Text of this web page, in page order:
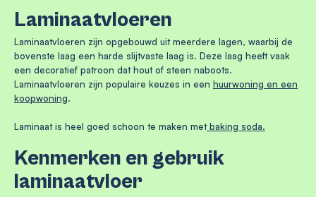
Laminaatvloeren
Laminaatvloeren zijn opgebouwd uit meerdere lagen, waarbij de
bovenste laag een harde slijtvaste laag is. Deze laag heeft vaak
een decoratief patroon dat hout of steen naboots.
Laminaatvloeren zijn populaire keuzes in een huurwoning en een
koopwoning.
Laminaat is heel goed schoon te maken metbaking soda.
Kenmerken en gebruik
laminaatvloer